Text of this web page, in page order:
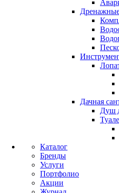
Дачная
Душ
Каталог
Бренды
Услуги
Портфолио
Акции